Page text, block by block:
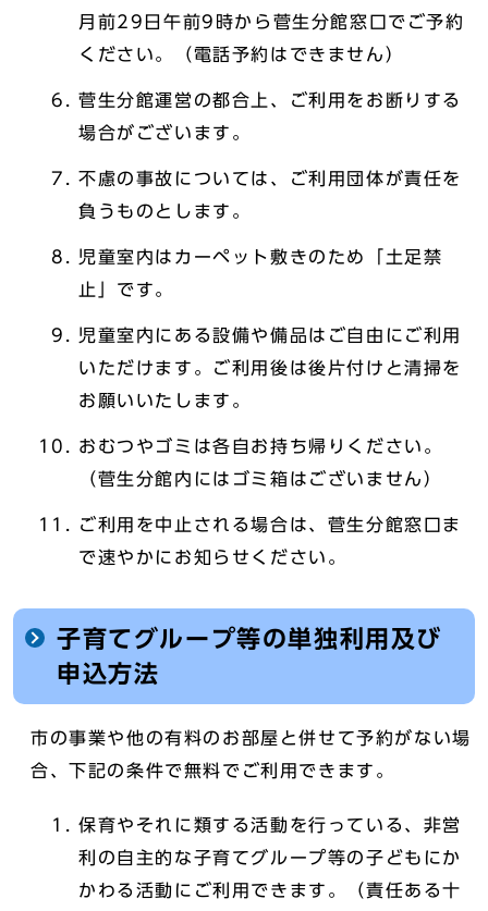
月前29日午前9時から菅生分館窓口でご予約
ください。（電話予約はできません）
菅生分館運営の都合上、ご利用をお断りする
場合がございます。
不慮の事故については、ご利用団体が責任を
負うものとします。
児童室内はカーペット敷きのため「土足禁
止」です。
児童室内にある設備や備品はご自由にご利用
いただけます。ご利用後は後片付けと清掃を
お願いいたします。
おむつやゴミは各自お持ち帰りください。
（菅生分館内にはゴミ箱はございません）
ご利用を中止される場合は、菅生分館窓口ま
で速やかにお知らせください。
子育てグループ等の単独利用及び
申込方法
市の事業や他の有料のお部屋と併せて予約がない場
合、下記の条件で無料でご利用できます。
保育やそれに類する活動を行っている、非営
利の自主的な子育てグループ等の子どもにか
かわる活動にご利用できます。（責任ある十